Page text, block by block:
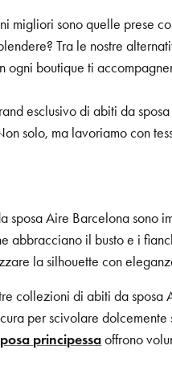
migliori sono quelle prese
Tra le nostre
ogni boutique ti
esclusivo di abiti da
solo, ma lavoriamo con
sposa Aire Barcelona sono
abbracciano il busto e i
la silhouette con
collezioni di abiti da
per scivolare
principessaoffrono